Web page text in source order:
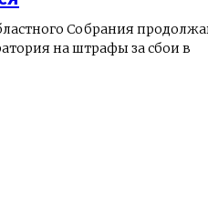
Собрания
на штрафы за сбои в